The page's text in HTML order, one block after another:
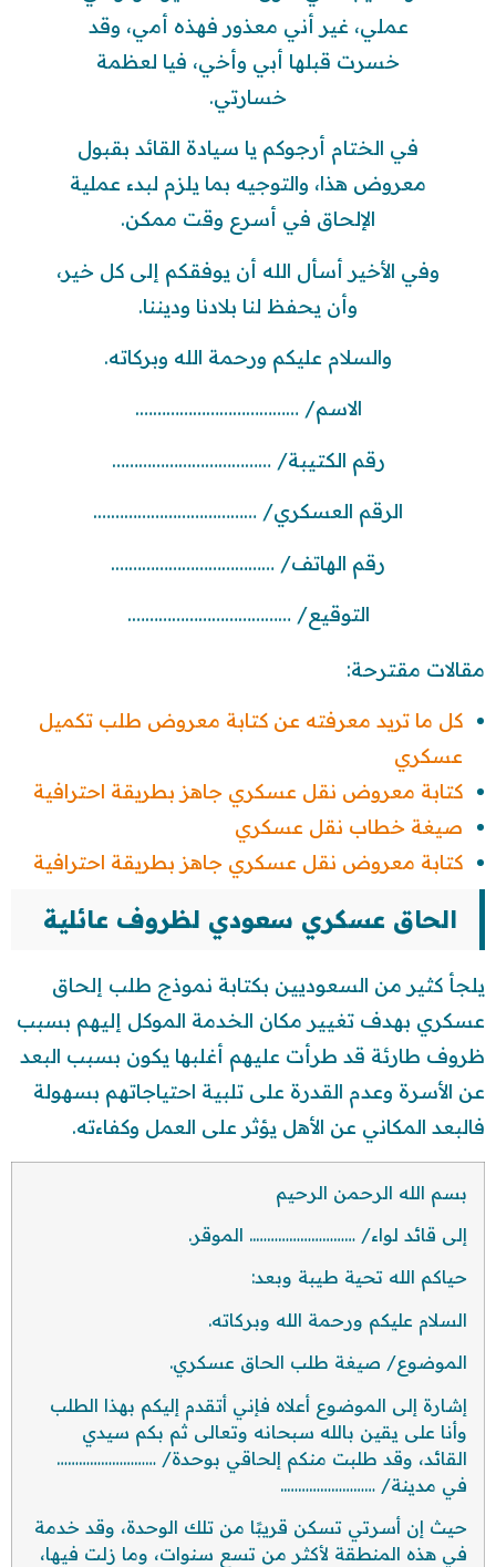
عملي، غير أني معذور فهذه أمي، وقد
خسرت قبلها أبي وأخي، فيا لعظمة
خسارتي.
في الختام أرجوكم يا سيادة القائد بقبول
معروض هذا، والتوجيه بما يلزم لبدء عملية
الإلحاق في أسرع وقت ممكن.
وفي الأخير أسأل الله أن يوفقكم إلى كل خير،
وأن يحفظ لنا بلادنا وديننا.
والسلام عليكم ورحمة الله وبركاته.
الاسم/ ……………………………….
رقم الكتيبة/ ………………………………
الرقم العسكري/ ……………………………….
رقم الهاتف/ ……………………………….
التوقيع/ ……………………………….
مقالات مقترحة:
كل ما تريد معرفته عن كتابة معروض طلب تكميل
عسكري
كتابة معروض نقل عسكري جاهز بطريقة احترافية
صيغة خطاب نقل عسكري
كتابة معروض نقل عسكري جاهز بطريقة احترافية
الحاق عسكري سعودي لظروف عائلية
يلجأ كثير من السعوديين بكتابة نموذج طلب إلحاق
عسكري بهدف تغيير مكان الخدمة الموكل إليهم بسبب
ظروف طارئة قد طرأت عليهم أغلبها يكون بسبب البعد
عن الأسرة وعدم القدرة على تلبية احتياجاتهم بسهولة
فالبعد المكاني عن الأهل يؤثر على العمل وكفاءته.
بسم الله الرحمن الرحيم
إلى قائد لواء/ ……………………….. الموقر.
حياكم الله تحية طيبة وبعد:
السلام عليكم ورحمة الله وبركاته.
الموضوع/ صيغة طلب الحاق عسكري.
إشارة إلى الموضوع أعلاه فإني أتقدم إليكم بهذا الطلب
وأنا على يقين بالله سبحانه وتعالى ثم بكم سيدي
القائد، وقد طلبت منكم إلحاقي بوحدة/ ………………………
في مدينة/ ……………………..
حيث إن أسرتي تسكن قريبًا من تلك الوحدة، وقد خدمة
في هذه المنطقة لأكثر من تسع سنوات، وما زلت فيها،